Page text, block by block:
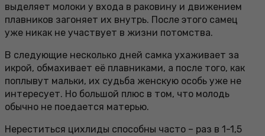
выделяет молоки у входа в раковину и движением
плавников загоняет их внутрь. После этого самец
уже никак не участвует в жизни потомства.
В следующие несколько дней самка ухаживает за
икрой, обмахивает её плавниками, а после того, как
поплывут мальки, их судьба женскую особь уже не
интересует. Но большой плюс в том, что молодь
обычно не поедается матерью.
Нереститься цихлиды способны часто – раз в 1-1,5